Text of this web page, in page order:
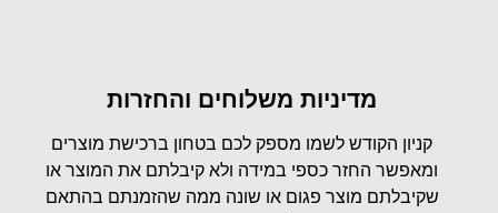
מדיניות משלוחים והחזרות
קניון הקודש לשמו מספק לכם בטחון ברכישת מוצרים
ומאפשר החזר כספי במידה ולא קיבלתם את המוצר או
שקיבלתם מוצר פגום או שונה ממה שהזמנתם בהתאם